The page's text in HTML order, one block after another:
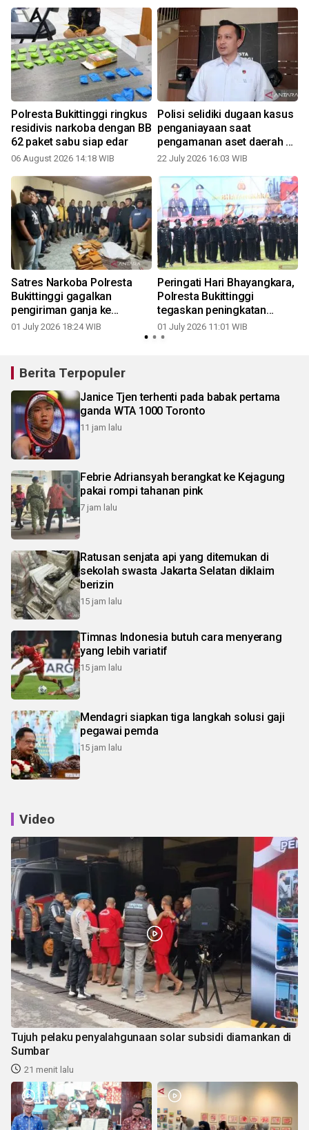
Polresta Bukittinggi ringkus
residivis narkoba dengan BB
62 paket sabu siap edar
06 August 2026 14:18 WIB
Polisi selidiki dugaan kasus
penganiayaan saat
pengamanan aset daerah di
Kampus UFDK
22 July 2026 16:03 WIB
Satres Narkoba Polresta
Bukittinggi gagalkan
pengiriman ganja ke
Bandung
01 July 2026 18:24 WIB
Peringati Hari Bhayangkara,
Polresta Bukittinggi
tegaskan peningkatan
respon Kamtibmas
01 July 2026 11:01 WIB
Berita Terpopuler
Janice Tjen terhenti pada babak pertama
ganda WTA 1000 Toronto
11 jam lalu
Febrie Adriansyah berangkat ke Kejagung
pakai rompi tahanan pink
7 jam lalu
Ratusan senjata api yang ditemukan di
sekolah swasta Jakarta Selatan diklaim
berizin
15 jam lalu
Timnas Indonesia butuh cara menyerang
yang lebih variatif
15 jam lalu
Mendagri siapkan tiga langkah solusi gaji
pegawai pemda
15 jam lalu
Video
Tujuh pelaku penyalahgunaan solar subsidi diamankan di
Sumbar
21 menit lalu